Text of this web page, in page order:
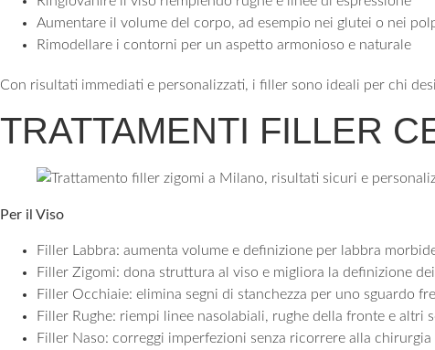
Aumentare il volume del corpo, ad esempio nei glutei o nei
Rimodellare i contorni per un aspetto armonioso e naturale
Con risultati immediati e personalizzati, i filler sono ideali per chi
TRATTAMENTI FILLER
Per il Viso
Filler Labbra: aumenta volume e definizione per labbra
Filler Zigomi: dona struttura al viso e migliora la definizione
Filler Occhiaie: elimina segni di stanchezza per uno sguardo
Filler Rughe: riempi linee nasolabiali, rughe della fronte e altri
Filler Naso: correggi imperfezioni senza ricorrere alla chirurgia